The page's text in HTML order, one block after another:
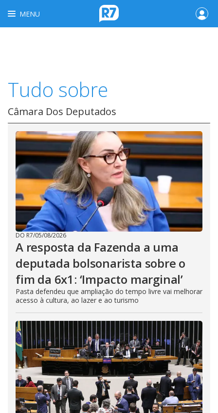
MENU
Tudo sobre
Câmara Dos Deputados
DO R7/05/08/2026
A resposta da Fazenda a uma
deputada bolsonarista sobre o
fim da 6x1: ‘Impacto marginal’
Pasta defendeu que ampliação do tempo livre vai melhorar
acesso à cultura, ao lazer e ao turismo